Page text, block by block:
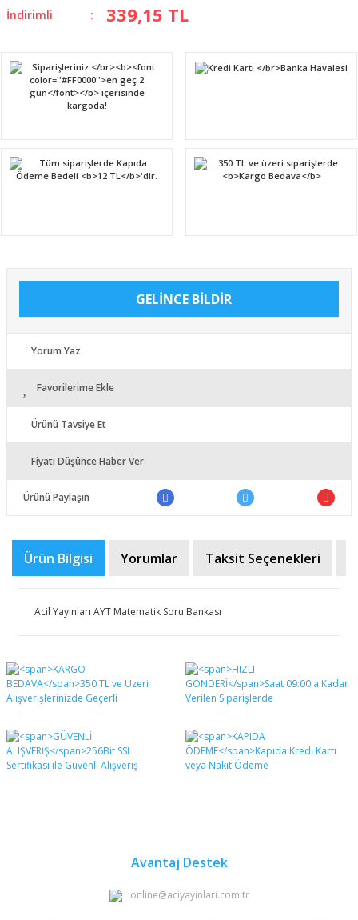
İndirimli 339,15 TL
GELİNCE BİLDİR
Yorum Yaz
Favorilerime Ekle
Ürünü Tavsiye Et
Fiyatı Düşünce Haber Ver
Ürünü Paylaşın
Ürün Bilgisi Yorumlar Taksit Seçenekleri
Acil Yayınları AYT Matematik Soru Bankası
Bu ürüne ilk yorumu siz yapın!
Yorum Yaz
Bu ürünün fiyat bilgisi, resim, ürün açıklamalarında ve
diğer konularda yetersiz gördüğünüz noktaları öneri
formunu kullanarak tarafımıza iletebilirsiniz.
Görüş ve önerileriniz için teşekkür ederiz.
Ürün resmi kalitesiz, bozuk veya görüntülenemiyor.
Ürün açıklamasında eksik bilgiler bulunuyor.
Avantaj Destek
online@aciyayinlari.com.tr